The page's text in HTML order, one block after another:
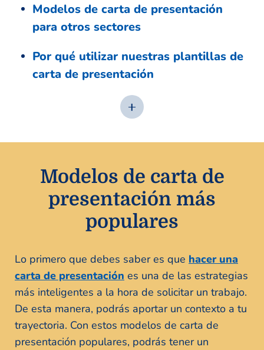
Modelos de carta de presentación
para otros sectores
Por qué utilizar nuestras plantillas de
carta de presentación
Modelos de carta de
presentación más
populares
Lo primero que debes saber es que hacer una
carta de presentación es una de las estrategias
más inteligentes a la hora de solicitar un trabajo.
De esta manera, podrás aportar un contexto a tu
trayectoria. Con estos modelos de carta de
presentación populares, podrás tener un